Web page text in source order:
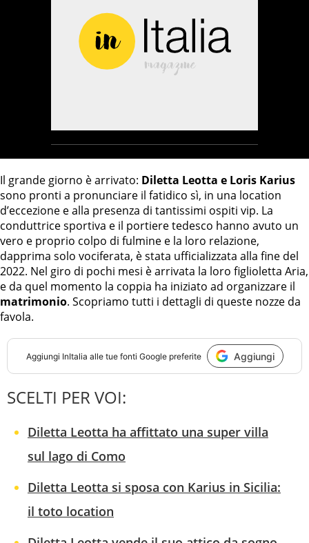
Il grande giorno è arrivato: Diletta Leotta e Loris Karius
sono pronti a pronunciare il fatidico sì, in una location
d’eccezione e alla presenza di tantissimi ospiti vip. La
conduttrice sportiva e il portiere tedesco hanno avuto un
vero e proprio colpo di fulmine e la loro relazione,
dapprima solo vociferata, è stata ufficializzata alla fine del
2022. Nel giro di pochi mesi è arrivata la loro figlioletta Aria,
e da quel momento la coppia ha iniziato ad organizzare il
matrimonio. Scopriamo tutti i dettagli di queste nozze da
favola.
Aggiungi InItalia alle tue fonti Google preferite Aggiungi
SCELTI PER VOI:
Diletta Leotta ha affittato una super villa
sul lago di Como
Diletta Leotta si sposa con Karius in Sicilia:
il toto location